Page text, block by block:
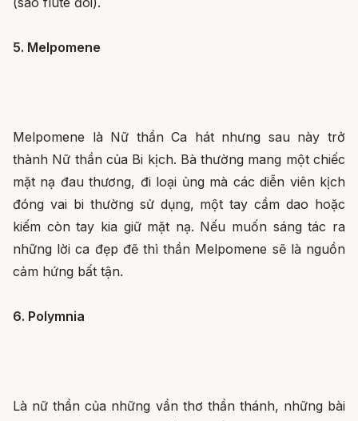
5. Melpomene
Melpomene là Nữ thần Ca hát nhưng sau này trở
thành Nữ thần của Bi kịch. Bà thường mang một chiếc
mặt nạ đau thương, đi loại ủng mà các diễn viên kịch
đóng vai bi thường sử dụng, một tay cầm dao hoặc
kiếm còn tay kia giữ mặt nạ. Nếu muốn sáng tác ra
những lời ca đẹp đẽ thì thần Melpomene sẽ là nguồn
cảm hứng bất tận.
6. Polymnia
Là nữ thần của những vần thơ thần thánh, những bài